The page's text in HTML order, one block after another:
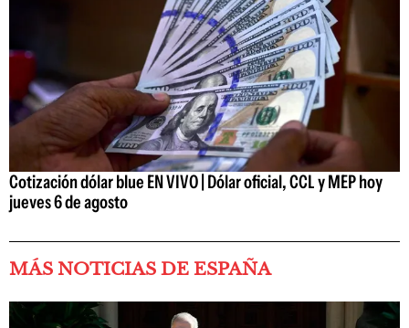
Cotización dólar blue EN VIVO | Dólar oficial, CCL y MEP hoy
jueves 6 de agosto
MÁS NOTICIAS DE ESPAÑA